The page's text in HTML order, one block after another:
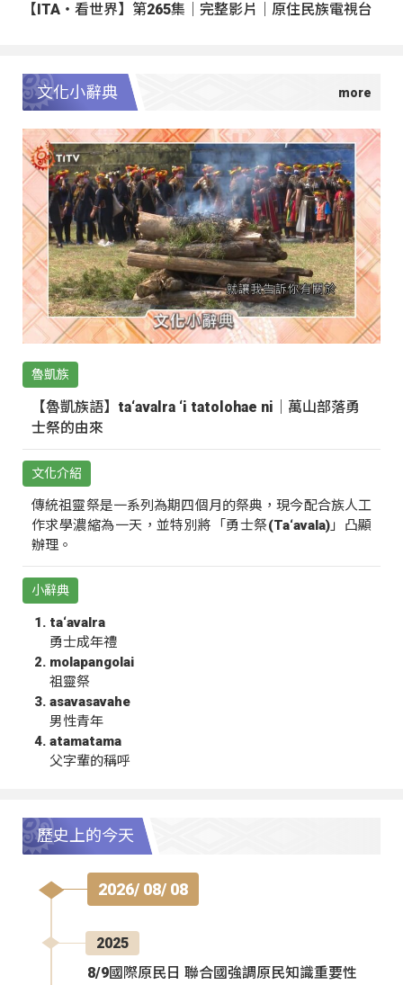
【ITA・看世界】第265集｜完整影片｜原住民族電視台
文化小辭典
魯凱族
【魯凱族語】ta‘avalra ‘i tatolohae ni｜萬山部落勇
士祭的由來
文化介紹
傳統祖靈祭是一系列為期四個月的祭典，現今配合族人工
作求學濃縮為一天，並特別將「勇士祭(Ta‘avala)」凸顯
辦理。
小辭典
ta‘avalra
勇士成年禮
molapangolai
祖靈祭
asavasavahe
男性青年
atamatama
父字輩的稱呼
歷史上的今天
2026/ 08/ 08
2025
8/9國際原民日 聯合國強調原民知識重要性